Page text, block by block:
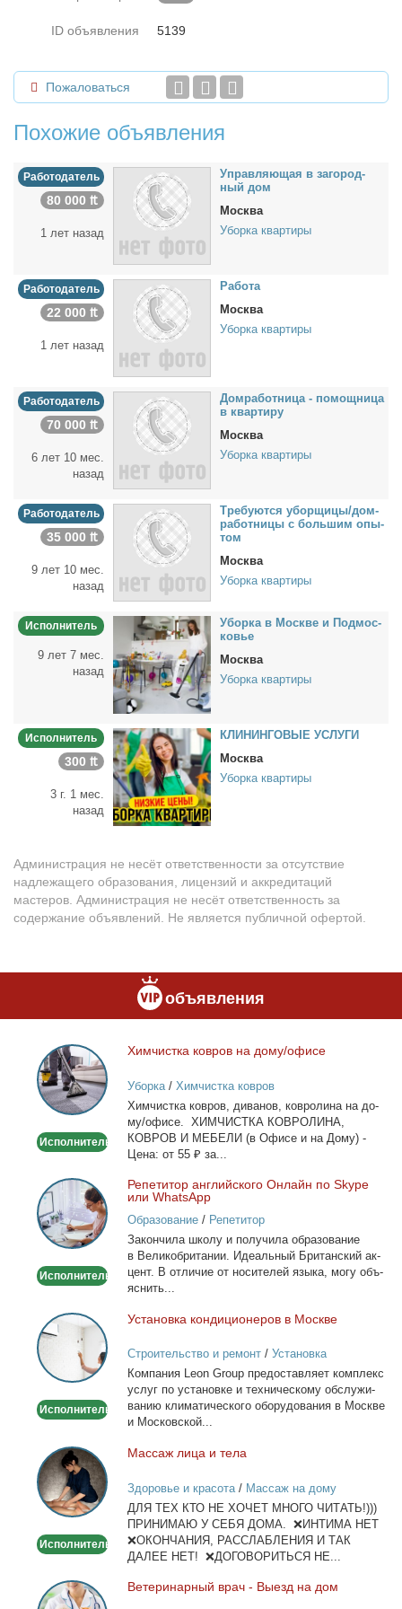
ID объявления 5139
Пожаловаться
Похожие объявления
Работодатель
80 000 ₶
1 лет назад
Управ­ля­ю­щая в за­го­род­
ный дом
Москва
Уборка квартиры
Работодатель
22 000 ₶
1 лет назад
Ра­бо­та
Москва
Уборка квартиры
Работодатель
70 000 ₶
6 лет 10 мес.
назад
Дом­ра­бот­ни­ца - по­мощ­ни­ца
в квар­ти­ру
Москва
Уборка квартиры
Работодатель
35 000 ₶
9 лет 10 мес.
назад
Тре­бу­ют­ся убор­щи­цы/дом­
ра­бот­ни­цы с боль­шим опы­
том
Москва
Уборка квартиры
Исполнитель
9 лет 7 мес.
назад
Убор­ка в Москве и Под­мос­
ко­вье
Москва
Уборка квартиры
Исполнитель
300 ₶
3 г. 1 мес.
назад
КЛИНИНГОВЫЕ УСЛУГИ
Москва
Уборка квартиры
Администрация не несёт ответственности за отсутствие
надлежащего образования, лицензий и аккредитаций
мастеров. Администрация не несёт ответственность за
содержание объявлений. Не является публичной офертой.
объявления
Химчистка
ковров
на
дому/
Исполнитель
Хим­чист­ка ков­ров на до­му/офи­се
Уборка/ Химчистка ковров
Хим­чист­ка ков­ров, ди­ва­нов, ков­ро­ли­на на до­
му/офи­се. ХИМЧИСТКА КОВРОЛИНА,
КОВРОВ И МЕБЕЛИ (в Офи­се и на До­му) -
Це­на: от 55 ₽ за...
Репетитор
английского
Онлайн
по
или
Исполнитель
Ре­пе­ти­тор ан­глий­ско­го Он­лайн по Skype
или WhatsApp
Образование/ Репетитор
За­кон­чи­ла шко­лу и по­лу­чи­ла об­ра­зо­ва­ние
в Ве­ли­ко­бри­та­нии. Иде­аль­ный Бри­тан­ский ак­
цент. В от­ли­чие от но­си­те­лей язы­ка, мо­гу объ­
яс­нить...
Установка
кондиционеров
в
Москве
Исполнитель
Уста­нов­ка кон­ди­ци­о­не­ров в Москве
Строительство и ремонт/ Установка
кондиционеров
Ком­па­ния Leon Group предо­став­ля­ет ком­плекс
услуг по уста­нов­ке и тех­ни­че­ско­му об­слу­жи­
ва­нию кли­ма­ти­че­ско­го обо­ру­до­ва­ния в Москве
и Мос­ков­ской...
Массаж
лица
и
тела
Исполнитель
Мас­саж ли­ца и те­ла
Здоровье и красота/ Массаж на дому
ДЛЯ ТЕХ КТО НЕ ХОЧЕТ МНОГО ЧИТАТЬ!)))
ПРИНИМАЮ У СЕБЯ ДОМА. ❌ИНТИМА НЕТ
❌ОКОНЧАНИЯ, РАССЛАБЛЕНИЯ И ТАК
ДАЛЕЕ НЕТ! ❌ДОГОВОРИТЬСЯ НЕ...
Ветеринарный
Ве­те­ри­нар­ный врач - Вы­езд на дом